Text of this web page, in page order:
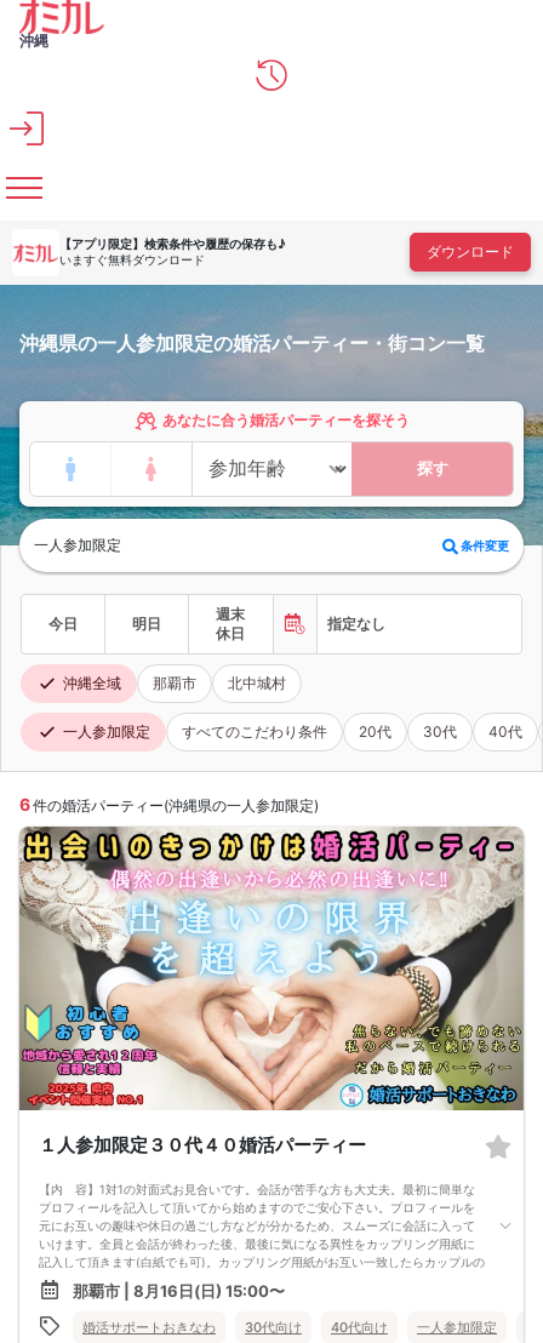
メインコンテンツへスキップ
沖縄
【アプリ限定】 検索条件や履歴の保存も♪
いますぐ無料ダウンロード
ダウンロード
沖縄県の一人参加限定の婚活パーティー・街コン一覧
あなたに合う婚活パーティーを探そう
探す
一人参加限定 条件変更
今日 明日
週末
休日
指定なし
沖縄全域 那覇市 北中城村
一人参加限定 すべてのこだわり条件 20代 30代 40代
6件の婚活パーティー(沖縄県の一人参加限定)
１人参加限定３０代４０婚活パーティー
【内 容】1対1の対面式お見合いです。会話が苦手な方も大丈夫。最初に簡単な
プロフィールを記入して頂いてから始めますのでご安心下さい。プロフィールを
元にお互いの趣味や休日の過ごし方などが分かるため、スムーズに会話に入って
いけます。全員と会話が終わった後、最後に気になる異性をカップリング用紙に
記入して頂きます(白紙でも可)。カップリング用紙がお互い一致したらカップルの
成立です。またスタッフを介して気になる異性に渡せる連絡シートもご用意。
【パーティの流れ】
①プロフィ―ル用紙記載
②1対1の対面式お見合い（全員の異性と1対1で会話）
那覇市 | 8月16日(日) 15:00〜
婚活サポートおきなわ 30代向け 40代向け 一人参加限定